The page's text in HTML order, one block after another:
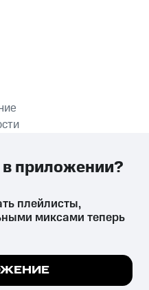
причиняет вред здоровью,
влечёт установленную
на сайте все
плейлисты,
миксами теперь